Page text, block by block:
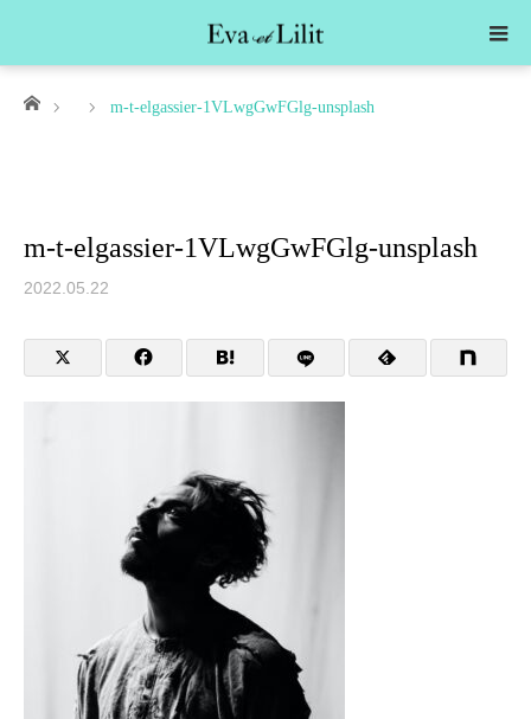
ホーム m-t-elgassier-1VLwgGwFGlg-unsplash
m-t-elgassier-1VLwgGwFGlg-unsplash
2022.05.22